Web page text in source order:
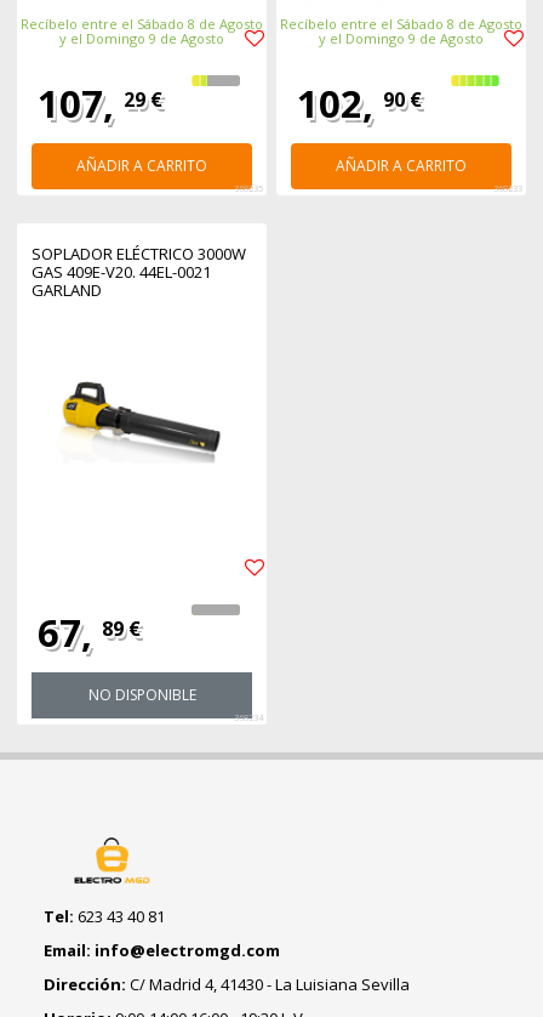
Recíbelo entre el Sábado 8 de Agosto
y el Domingo 9 de Agosto
107, 29 €
AÑADIR A CARRITO
368235
Recíbelo entre el Sábado 8 de Agosto
y el Domingo 9 de Agosto
102, 90 €
AÑADIR A CARRITO
368233
SOPLADOR ELÉCTRICO 3000W
GAS 409E-V20. 44EL-0021
GARLAND
67, 89 €
NO DISPONIBLE
368234
Tel: 623 43 40 81
Email: info@electromgd.com
Dirección: C/ Madrid 4, 41430 - La Luisiana Sevilla